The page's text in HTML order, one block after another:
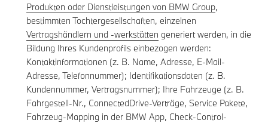
Produkten oder Dienstleistungen von BMW Group,
bestimmten Tochtergesellschaften, einzelnen
Vertragshändlern und -werkstätten generiert werden, in die
Bildung Ihres Kundenprofils einbezogen werden:
Kontaktinformationen (z. B. Name, Adresse, E-Mail-
Adresse, Telefonnummer); Identifikationsdaten (z. B.
Kundennummer, Vertragsnummer); Ihre Fahrzeuge (z. B.
Fahrgestell-Nr., ConnectedDrive-Verträge, Service Pakete,
Fahrzeug-Mapping in der BMW App, Check-Control-